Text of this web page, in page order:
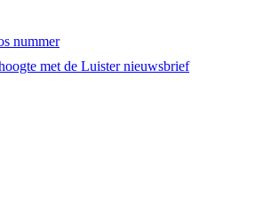
nummer
met de Luister nieuwsbrief